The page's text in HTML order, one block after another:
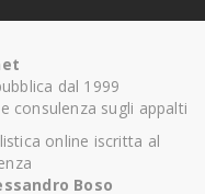
dal 1999
consulenza sugli appalti
online iscritta al
Boso